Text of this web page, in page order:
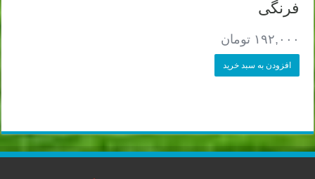
فرنگی
۱۹۲,۰۰۰ تومان
افزودن به سبد خرید